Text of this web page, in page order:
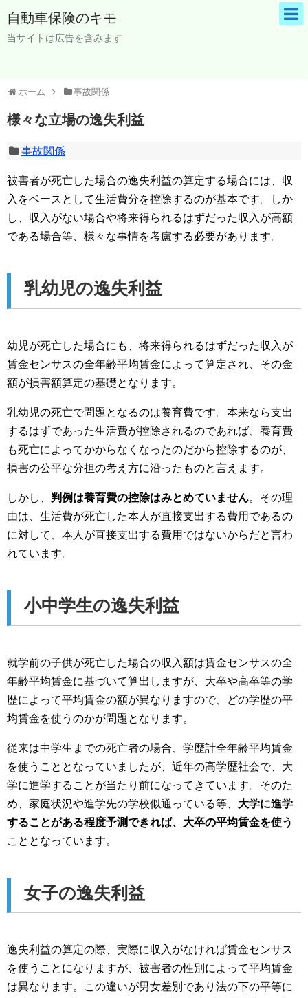
自動車保険のキモ
当サイトは広告を含みます
ホーム 事故関係
様々な立場の逸失利益
事故関係
被害者が死亡した場合の逸失利益の算定する場合には、収
入をベースとして生活費分を控除するのが基本です。しか
し、収入がない場合や将来得られるはずだった収入が高額
である場合等、様々な事情を考慮する必要があります。
乳幼児の逸失利益
幼児が死亡した場合にも、将来得られるはずだった収入が
賃金センサスの全年齢平均賃金によって算定され、その金
額が損害額算定の基礎となります。
乳幼児の死亡で問題となるのは養育費です。本来なら支出
するはずであった生活費が控除されるのであれば、養育費
も死亡によってかからなくなったのだから控除するのが、
損害の公平な分担の考え方に沿ったものと言えます。
しかし、 判例は養育費の控除はみとめていません。その理
由は、生活費が死亡した本人が直接支出する費用であるの
に対して、本人が直接支出する費用ではないからだと言わ
れています。
小中学生の逸失利益
就学前の子供が死亡した場合の収入額は賃金センサスの全
年齢平均賃金に基づいて算出しますが、大卒や高卒等の学
歴によって平均賃金の額が異なりますので、どの学歴の平
均賃金を使うのかが問題となります。
従来は中学生までの死亡者の場合、学歴計全年齢平均賃金
を使うこととなっていましたが、近年の高学歴社会で、大
学に進学することが当たり前になってきています。そのた
め、家庭状況や進学先の学校似通っている等、 大学に進学
することがある程度予測できれば、大卒の平均賃金を使う
こととなっています。
女子の逸失利益
逸失利益の算定の際、実際に収入がなければ賃金センサス
を使うことになりますが、被害者の性別によって平均賃金
は異なります。この違いが男女差別であり法の下の平等に